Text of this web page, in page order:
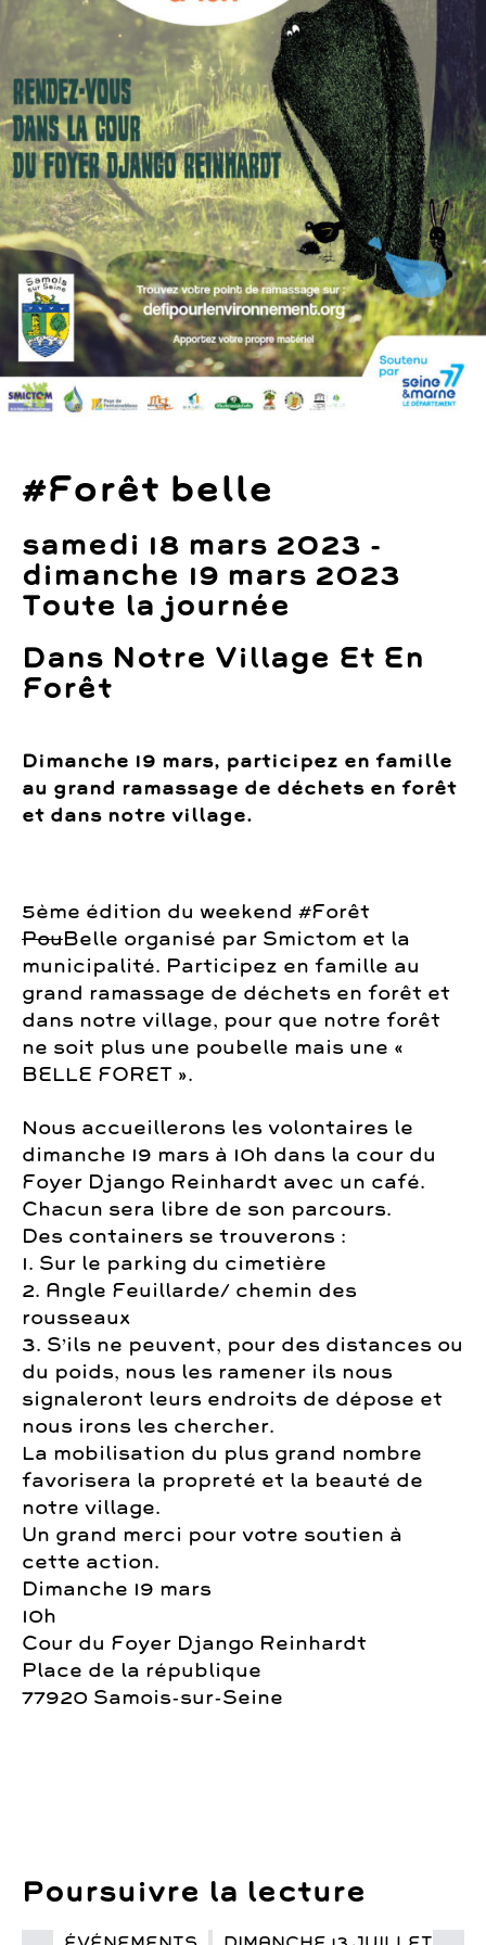
#Forêt belle
samedi 18 mars 2023 -
dimanche 19 mars 2023
Toute la journée
Dans Notre Village Et En
Forêt
Dimanche 19 mars, participez en famille
au grand ramassage de déchets en forêt
et dans notre village.
5ème édition du weekend #Forêt
PouBelle organisé par Smictom et la
municipalité. Participez en famille au
grand ramassage de déchets en forêt et
dans notre village, pour que notre forêt
ne soit plus une poubelle mais une «
BELLE FORET ».
Nous accueillerons les volontaires le
dimanche 19 mars à 10h dans la cour du
Foyer Django Reinhardt avec un café.
Chacun sera libre de son parcours.
Des containers se trouverons :
1. Sur le parking du cimetière
2. Angle Feuillarde/ chemin des
rousseaux
3. S’ils ne peuvent, pour des distances ou
du poids, nous les ramener ils nous
signaleront leurs endroits de dépose et
nous irons les chercher.
La mobilisation du plus grand nombre
favorisera la propreté et la beauté de
notre village.
Un grand merci pour votre soutien à
cette action.
Dimanche 19 mars
10h
Cour du Foyer Django Reinhardt
Place de la république
77920 Samois-sur-Seine
Poursuivre la lecture